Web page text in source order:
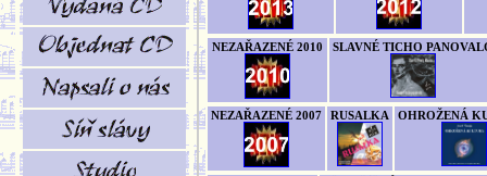
NEZAŘAZENÉ 2010 SLAVNÉ TICHO
NEZAŘAZENÉ 2007 RUSALKA OHROŽENÁ